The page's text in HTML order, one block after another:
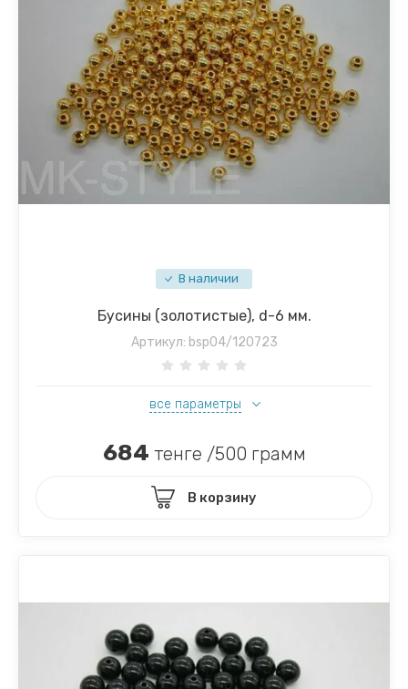
В наличии
Бусины (золотистые), d-6 мм.
Артикул: bsp04/120723
все параметры
684 тенге /500 грамм
В корзину